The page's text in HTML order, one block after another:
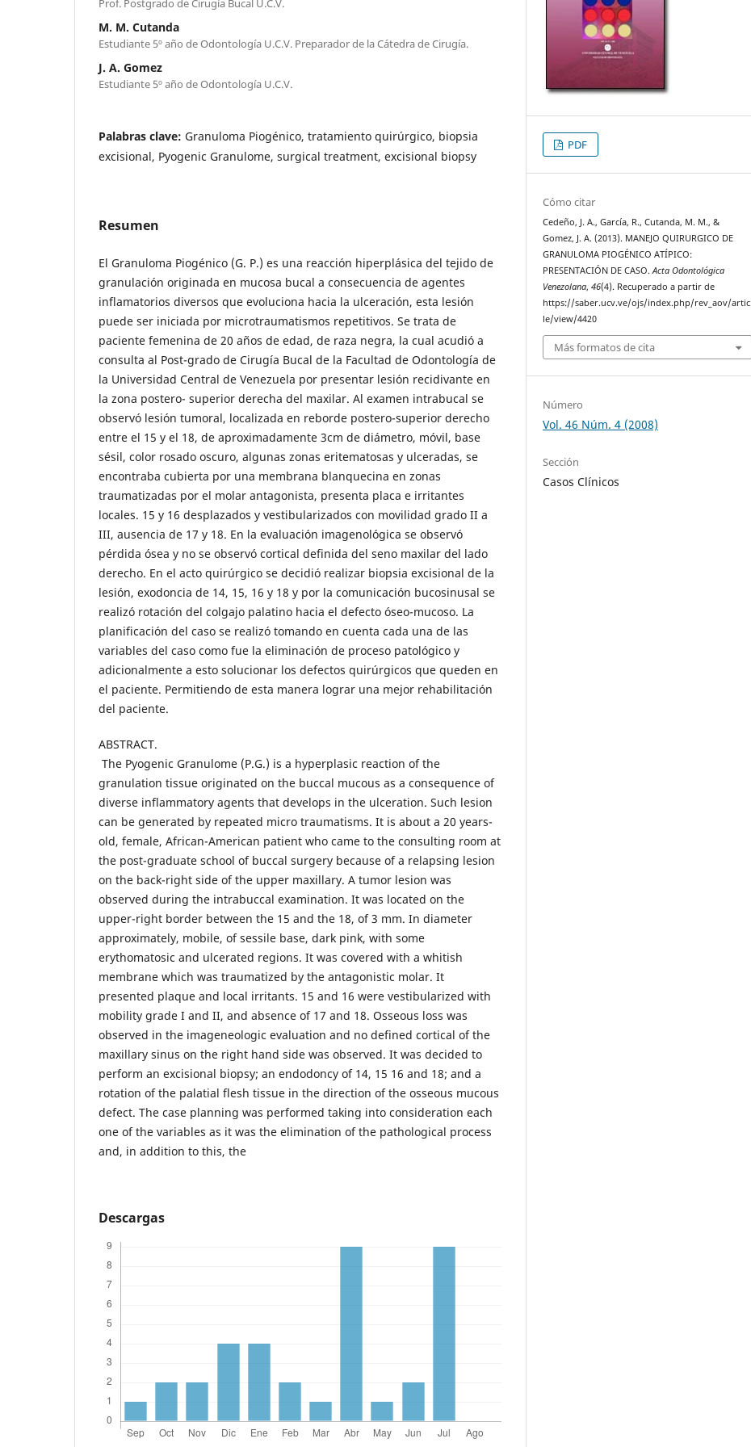
Prof. Postgrado de Cirugía Bucal U.C.V.
M. M. Cutanda
Estudiante 5º año de Odontología U.C.V. Preparador de la Cátedra de Cirugía.
J. A. Gomez
Estudiante 5º año de Odontología U.C.V.
Palabras clave: Granuloma Piogénico, tratamiento quirúrgico, biopsia
excisional, Pyogenic Granulome, surgical treatment, excisional biopsy
Resumen
El Granuloma Piogénico (G. P.) es una reacción hiperplásica del tejido de
granulación originada en mucosa bucal a consecuencia de agentes
inflamatorios diversos que evoluciona hacia la ulceración, esta lesión
puede ser iniciada por microtraumatismos repetitivos. Se trata de
paciente femenina de 20 años de edad, de raza negra, la cual acudió a
consulta al Post-grado de Cirugía Bucal de la Facultad de Odontología de
la Universidad Central de Venezuela por presentar lesión recidivante en
la zona postero- superior derecha del maxilar. Al examen intrabucal se
observó lesión tumoral, localizada en reborde postero-superior derecho
entre el 15 y el 18, de aproximadamente 3cm de diámetro, móvil, base
sésil, color rosado oscuro, algunas zonas eritematosas y ulceradas, se
encontraba cubierta por una membrana blanquecina en zonas
traumatizadas por el molar antagonista, presenta placa e irritantes
locales. 15 y 16 desplazados y vestibularizados con movilidad grado II a
III, ausencia de 17 y 18. En la evaluación imagenológica se observó
pérdida ósea y no se observó cortical definida del seno maxilar del lado
derecho. En el acto quirúrgico se decidió realizar biopsia excisional de la
lesión, exodoncia de 14, 15, 16 y 18 y por la comunicación bucosinusal se
realizó rotación del colgajo palatino hacia el defecto óseo-mucoso. La
planificación del caso se realizó tomando en cuenta cada una de las
variables del caso como fue la eliminación de proceso patológico y
adicionalmente a esto solucionar los defectos quirúrgicos que queden en
el paciente. Permitiendo de esta manera lograr una mejor rehabilitación
del paciente.
ABSTRACT.
The Pyogenic Granulome (P.G.) is a hyperplasic reaction of the
granulation tissue originated on the buccal mucous as a consequence of
diverse inflammatory agents that develops in the ulceration. Such lesion
can be generated by repeated micro traumatisms. It is about a 20 years-
old, female, African-American patient who came to the consulting room at
the post-graduate school of buccal surgery because of a relapsing lesion
on the back-right side of the upper maxillary. A tumor lesion was
observed during the intrabuccal examination. It was located on the
upper-right border between the 15 and the 18, of 3 mm. In diameter
approximately, mobile, of sessile base, dark pink, with some
erythomatosic and ulcerated regions. It was covered with a whitish
membrane which was traumatized by the antagonistic molar. It
presented plaque and local irritants. 15 and 16 were vestibularized with
mobility grade I and II, and absence of 17 and 18. Osseous loss was
observed in the imageneologic evaluation and no defined cortical of the
maxillary sinus on the right hand side was observed. It was decided to
perform an excisional biopsy; an endodoncy of 14, 15 16 and 18; and a
rotation of the palatial flesh tissue in the direction of the osseous mucous
defect. The case planning was performed taking into consideration each
one of the variables as it was the elimination of the pathological process
and, in addition to this, the
Descargas
PDF
Cómo citar
Cedeño, J. A., García, R., Cutanda, M. M., &
Gomez, J. A. (2013). MANEJO QUIRURGICO DE
GRANULOMA PIOGÉNICO ATÍPICO:
PRESENTACIÓN DE CASO.Acta Odontológica
Venezolana,46(4). Recuperado a partir de
https://saber.ucv.ve/ojs/index.php/rev_aov/artic
le/view/4420
Más formatos de cita
Número
Vol. 46 Núm. 4 (2008)
Sección
Casos Clínicos